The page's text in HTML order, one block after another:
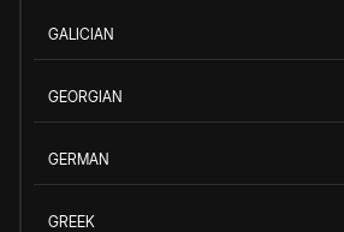
GALICIAN
GEORGIAN
GERMAN
GREEK